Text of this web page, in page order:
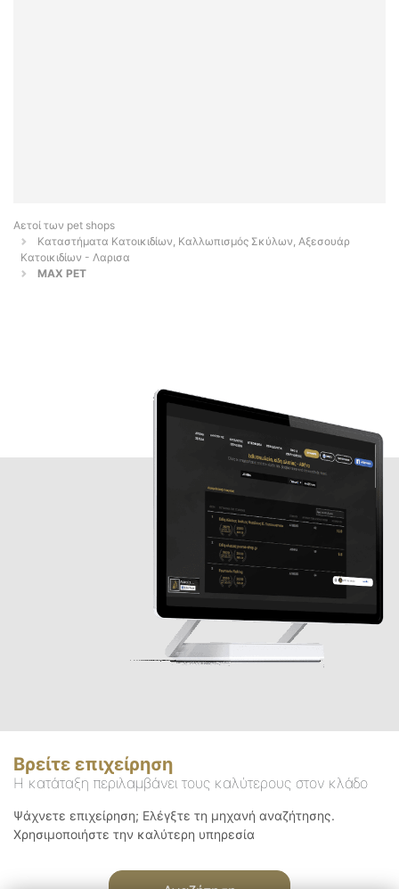
Αετοί των pet shops
Καταστήματα Κατοικιδίων, Καλλωπισμός Σκύλων, Αξεσουάρ
Κατοικιδίων - Λαρισα
MAX PET
Βρείτε επιχείρηση
Η κατάταξη περιλαμβάνει τους καλύτερους στον κλάδο
Ψάχνετε επιχείρηση; Ελέγξτε τη μηχανή αναζήτησης.
Χρησιμοποιήστε την καλύτερη υπηρεσία